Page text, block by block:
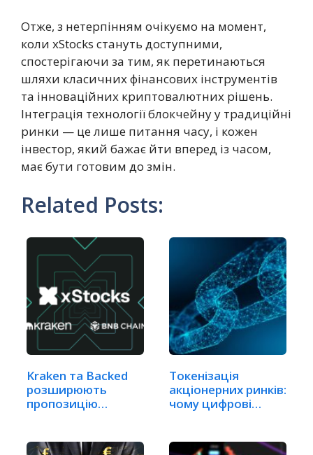
Отже, з нетерпінням очікуємо на момент,
коли xStocks стануть доступними,
спостерігаючи за тим, як перетинаються
шляхи класичних фінансових інструментів
та інноваційних криптовалютних рішень.
Інтеграція технології блокчейну у традиційні
ринки — це лише питання часу, і кожен
інвестор, який бажає йти вперед із часом,
має бути готовим до змін.
Related Posts:
Kraken та Backed
розширюють
пропозицію
Токенізація
акціонерних ринків:
чому цифрові